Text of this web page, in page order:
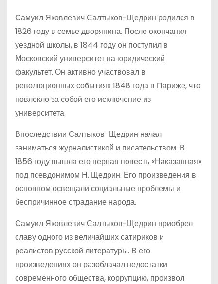
Самуил Яковлевич Салтыков-Щедрин родился в
1826 году в семье дворянина. После окончания
уездной школы, в 1844 году он поступил в
Московский университет на юридический
факультет. Он активно участвовал в
революционных событиях 1848 года в Париже, что
повлекло за собой его исключение из
университета.
Впоследствии Салтыков-Щедрин начал
заниматься журналистикой и писательством. В
1856 году вышла его первая повесть «Наказанная»
под псевдонимом Н. Щедрин. Его произведения в
основном освещали социальные проблемы и
беспричинное страдание народа.
Самуил Яковлевич Салтыков-Щедрин приобрел
славу одного из величайших сатириков и
реалистов русской литературы. В его
произведениях он разоблачал недостатки
современного общества, коррупцию, произвол